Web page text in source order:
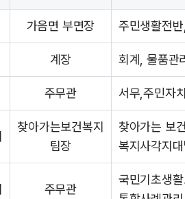
가음면 부면장 주민생활전
계장 회계, 물품관
주무관 서무,주민자
찾아가는보건복지
팀장
찾아가는 보
복지사각지
주무관
국민기초생